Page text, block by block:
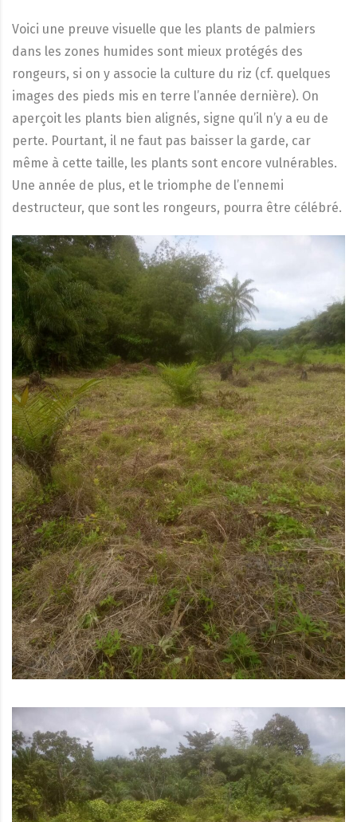
Voici une preuve visuelle que les plants de palmiers
dans les zones humides sont mieux protégés des
rongeurs, si on y associe la culture du riz (cf. quelques
images des pieds mis en terre l’année dernière). On
aperçoit les plants bien alignés, signe qu’il n’y a eu de
perte. Pourtant, il ne faut pas baisser la garde, car
même à cette taille, les plants sont encore vulnérables.
Une année de plus, et le triomphe de l’ennemi
destructeur, que sont les rongeurs, pourra être célébré.